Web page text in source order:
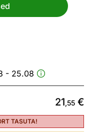
Profi
- 25.08
21,55 €
TASUTA!